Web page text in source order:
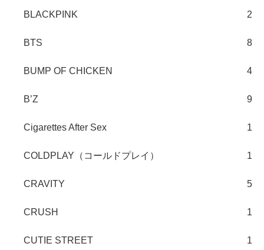
BLACKPINK 2
BTS 8
BUMP OF CHICKEN 4
B’Z 9
Cigarettes After Sex 1
COLDPLAY（コールドプレイ） 1
CRAVITY 5
CRUSH 1
CUTIE STREET 1